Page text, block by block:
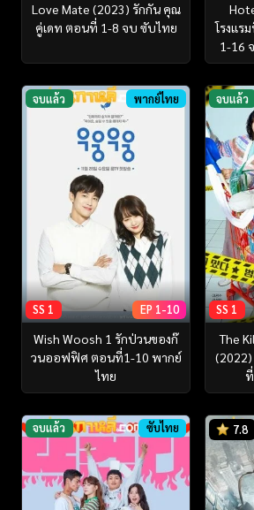
Love Mate (2023) รักกัน คุณ
คู่เดท ตอนที่ 1-8 จบ ซับไทย
โรงแร
1-16
จบแล้ว พากย์ไทย
SS 1 EP 1-10
Wish Woosh 1 รักป่วนของก๊
วนออฟฟิศ ตอนที่1-10 พากย์
ไทย
จบแล้ว
SS 1
The
จบแล้ว ซับไทย 7.8